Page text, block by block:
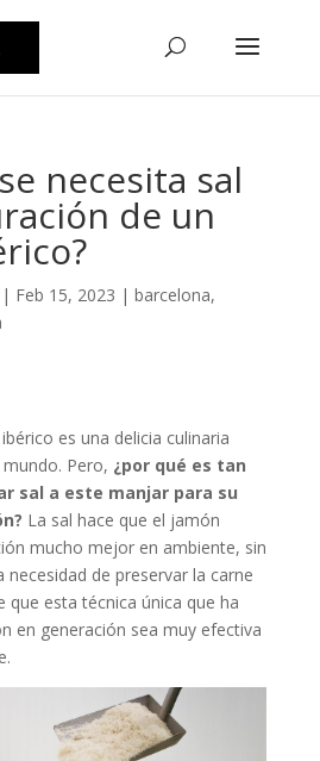
necesita sal
de un
| Feb 15, 2023 | barcelona,
es una delicia culinaria
Pero, ¿por qué es tan
sal a este manjar para su
La sal hace que el jamón
mucho mejor en ambiente, sin
necesidad de preservar la carne
que esta técnica única que ha
en generación sea muy efectiva